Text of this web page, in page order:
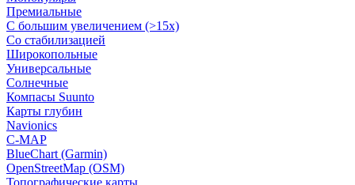
Премиальные
С большим увеличением (>15x)
Со стабилизацией
Широкопольные
Универсальные
Солнечные
Компасы Suunto
Карты глубин
Navionics
C-MAP
BlueChart (Garmin)
OpenStreetMap (OSM)
Топографические карты